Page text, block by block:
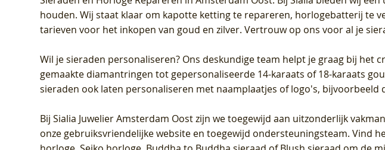
houden. Wij staat klaar om kapotte ketting te repareren, horlogebatterij te
tarieven voor het inkopen van goud en zilver. Vertrouw op ons voor al je
Wil je sieraden personaliseren? Ons deskundige team helpt je graag bij het
gemaakte diamantringen tot gepersonaliseerde 14-karaats of 18-karaats
sieraden ook laten personaliseren met naamplaatjes of logo's, bijvoorbeeld
BijSialia Juwelier Amsterdam Oostzijn we toegewijd aan uitzonderlijk
onze gebruiksvriendelijke website en toegewijd ondersteuningsteam. Vind